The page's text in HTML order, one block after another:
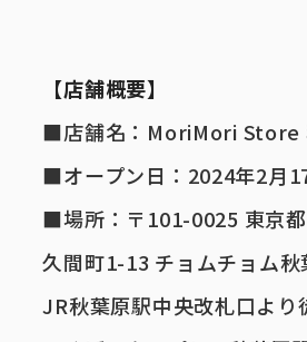
【店舗概要】
■店舗名：MoriMori Store
■オープン日：2024年2月
■場所：〒101-0025 東京
久間町1-13 チョムチョム秋
JR秋葉原駅中央改札口より